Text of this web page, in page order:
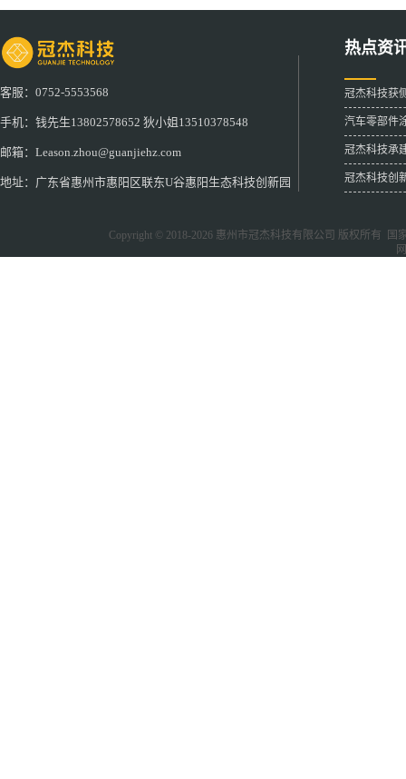
客服：0752-5553568
手机：钱先生13802578652 狄小姐13510378548
邮箱：Leason.zhou@guanjiehz.com
地址：广东省惠州市惠阳区联东U谷惠阳生态科技创新园
热点资
冠杰科技获
汽车零部件
冠杰科技承
冠杰科技创
Copyright © 2018-2026 惠州市冠杰科技有限公司
版权所有 国